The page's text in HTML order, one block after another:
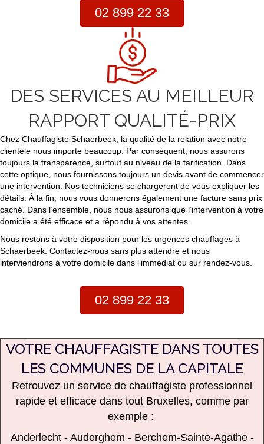
02 899 22 33
DES SERVICES AU MEILLEUR
RAPPORT QUALITÉ-PRIX
Chez Chauffagiste Schaerbeek, la qualité de la relation avec notre
clientèle nous importe beaucoup. Par conséquent, nous assurons
toujours la transparence, surtout au niveau de la tarification. Dans
cette optique, nous fournissons toujours un devis avant de commencer
une intervention. Nos techniciens se chargeront de vous expliquer les
détails. À la fin, nous vous donnerons également une facture sans prix
caché. Dans l’ensemble, nous nous assurons que l’intervention à votre
domicile a été efficace et a répondu à vos attentes.
Nous restons à votre disposition pour les urgences chauffages à
Schaerbeek. Contactez-nous sans plus attendre et nous
interviendrons à votre domicile dans l’immédiat ou sur rendez-vous.
02 899 22 33
VOTRE CHAUFFAGISTE DANS TOUTES
LES COMMUNES DE LA CAPITALE
Retrouvez un service de chauffagiste professionnel
rapide et efficace dans tout Bruxelles, comme par
exemple :
Anderlecht- Auderghem - Berchem-Sainte-Agathe-